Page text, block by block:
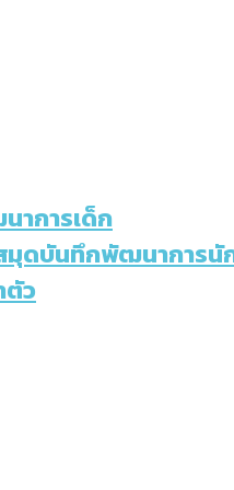
าการเด็ก
ดบันทึกพัฒนาการนั
ตัว